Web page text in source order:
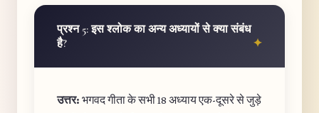
प्रश्न 5: इस श्लोक का अन्य अध्यायों से क्या संबंध
है?
उत्तर: भगवद गीता के सभी 18 अध्याय एक-दूसरे से जुड़े